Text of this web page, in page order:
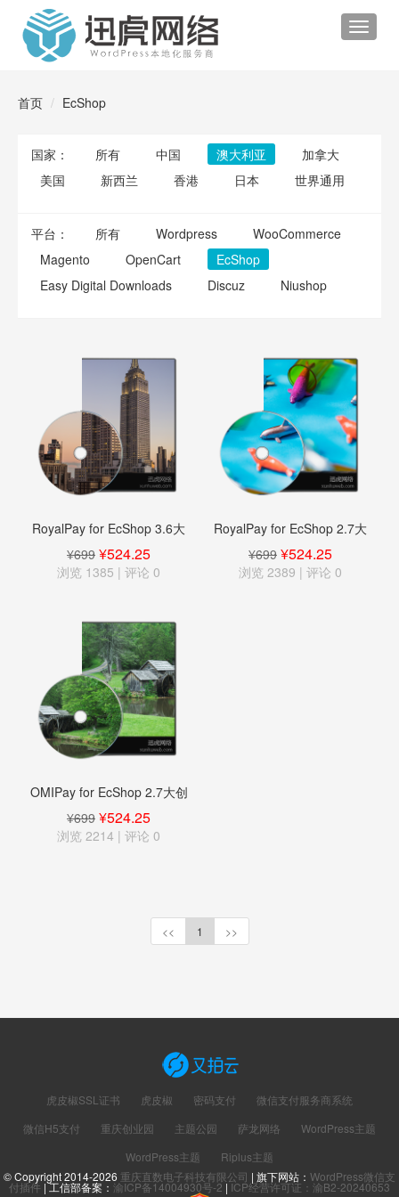
Toggle
首页 EcShop
国家： 所有 中国 澳大利亚
加拿大
美国
新西兰 香港 日本 世界通用
平台： 所有 Wordpress
WooCommerce
Magento
OpenCart
EcShop
Easy Digital Downloads
Discuz Niushop
RoyalPay for EcShop 3.6大
创商微信+支付宝澳洲跨境支
付
¥699 ¥524.25
浏览 1385 | 评论 0
RoyalPay for EcShop 2.7大
创商微信+支付宝澳洲跨境支
付
¥699 ¥524.25
浏览 2389 | 评论 0
OMIPay for EcShop 2.7大创
商微信+支付宝澳洲跨境支付
¥699 ¥524.25
浏览 2214 | 评论 0
<< 1 >>
虎皮椒SSL证书 虎皮椒 密码支付
微信支付服务商系统
微信H5支付
重庆创业园 主题公园 萨龙网络
WordPress主题
WordPress主题
Riplus主题
© Copyright 2014-2026 重庆直数电子科技有限公司 | 旗下网站： WordPress微信支
付插件 | 工信部备案： 渝ICP备14004930号-2|ICP经营许可证：渝B2-20240653